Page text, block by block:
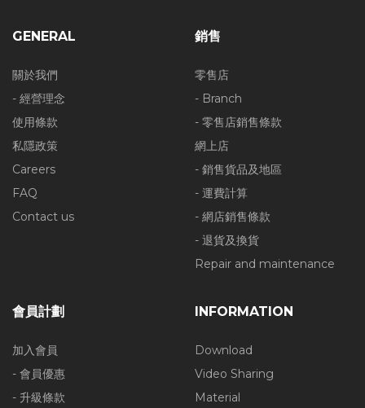
GENERAL
關於我們
- 經營理念
使用條款
私隱政策
Careers
FAQ
Contact us
銷售
零售店
- Branch
- 零售店銷售條款
網上店
- 銷售貨品及地區
- 運費計算
- 網店銷售條款
- 退貨及換貨
Repair and maintenance
會員計劃
加入會員
- 會員優惠
- 升級條款
INFORMATION
Download
Video Sharing
Material